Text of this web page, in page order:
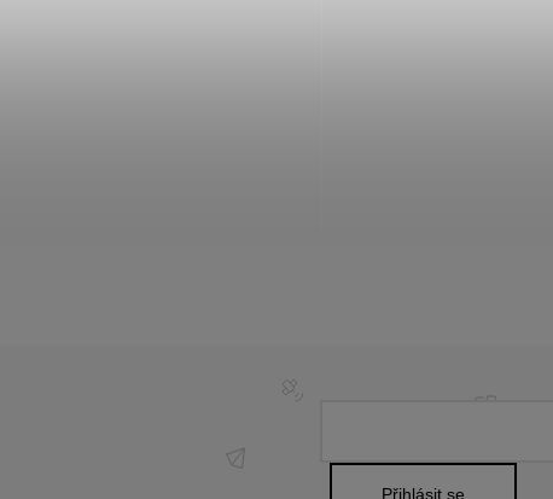
Přihlásit se